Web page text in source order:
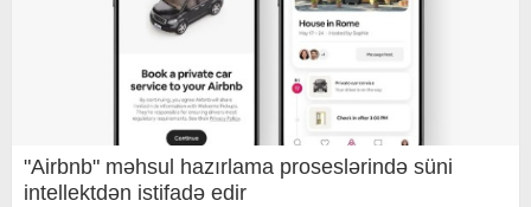
"Airbnb" məhsul hazırlama proseslərində süni
intellektdən istifadə edir